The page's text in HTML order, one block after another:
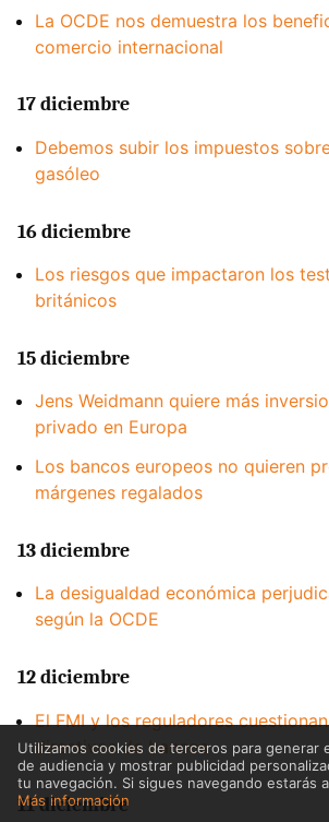
La OCDE nos demuestra los
comercio internacional
17 diciembre
Debemos subir los impuestos
gasóleo
16 diciembre
Los riesgos que impactaron los
británicos
15 diciembre
Jens Weidmann quiere más
privado en Europa
Los bancos europeos no quieren
márgenes regalados
13 diciembre
La desigualdad económica
según la OCDE
12 diciembre
El FMI y los reguladores
directivos de bancos
11 diciembre
Utilizamos cookies de terceros para generar
de audiencia y mostrar publicidad
tu navegación. Si sigues navegando estarás
Más información